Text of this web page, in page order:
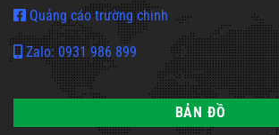
Quảng cáo trường chinh
Zalo: 0931 986 899
BẢN ĐỒ